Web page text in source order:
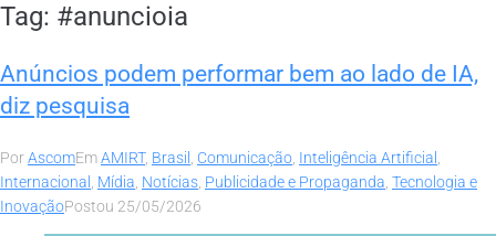
Tag: #anuncioia
Anúncios podem performar bem ao lado de IA,
diz pesquisa
PorAscomEmAMIRT, Brasil , Comunicação, Inteligência Artificial ,
Internacional , Mídia, Notícias, Publicidade e Propaganda, Tecnologia e
InovaçãoPostou 25/05/2026